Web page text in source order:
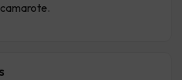
camarote.